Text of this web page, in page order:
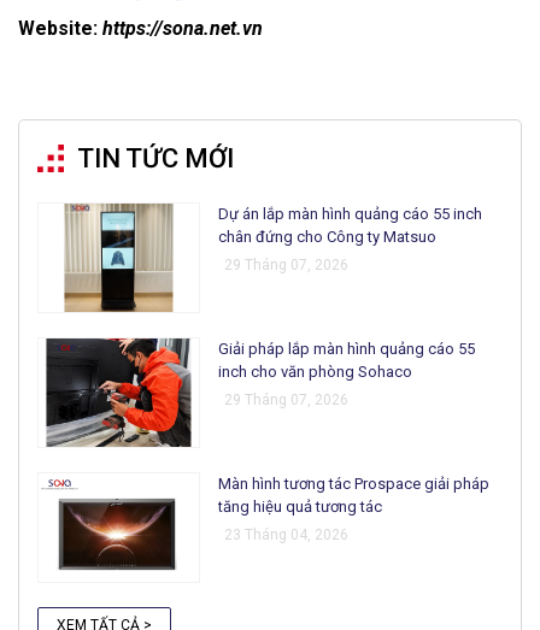
Website: https://sona.net.vn
TIN TỨC MỚI
Dự án lắp màn hình quảng cáo 55 inch
chân đứng cho Công ty Matsuo
29 Tháng 07, 2026
Giải pháp lắp màn hình quảng cáo 55
inch cho văn phòng Sohaco
29 Tháng 07, 2026
Màn hình tương tác Prospace giải pháp
tăng hiệu quả tương tác
23 Tháng 04, 2026
XEM TẤT CẢ >